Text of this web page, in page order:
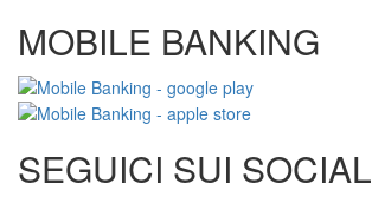
MOBILE BANKING
SEGUICI SUI SOCIAL